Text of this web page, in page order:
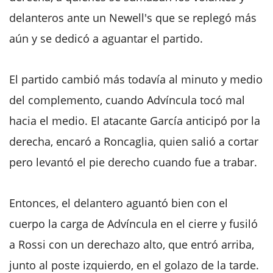
delanteros ante un Newell's que se replegó más
aún y se dedicó a aguantar el partido.
El partido cambió más todavía al minuto y medio
del complemento, cuando Advíncula tocó mal
hacia el medio. El atacante García anticipó por la
derecha, encaró a Roncaglia, quien salió a cortar
pero levantó el pie derecho cuando fue a trabar.
Entonces, el delantero aguantó bien con el
cuerpo la carga de Advíncula en el cierre y fusiló
a Rossi con un derechazo alto, que entró arriba,
junto al poste izquierdo, en el golazo de la tarde.